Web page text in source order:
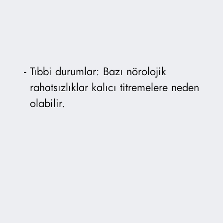
Tıbbi durumlar: Bazı nörolojik
rahatsızlıklar kalıcı titremelere neden
olabilir.